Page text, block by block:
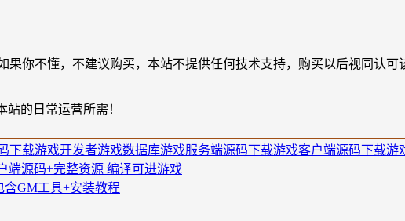
你不懂，不建议购买，本站不提供任何技术支持，购买以后视同认可
的日常运营所需！
下载游戏开发者游戏数据库游戏服务端源码下载游戏客户端源码下载游
端源码+完整资源 编译可进游戏
GM工具+安装教程